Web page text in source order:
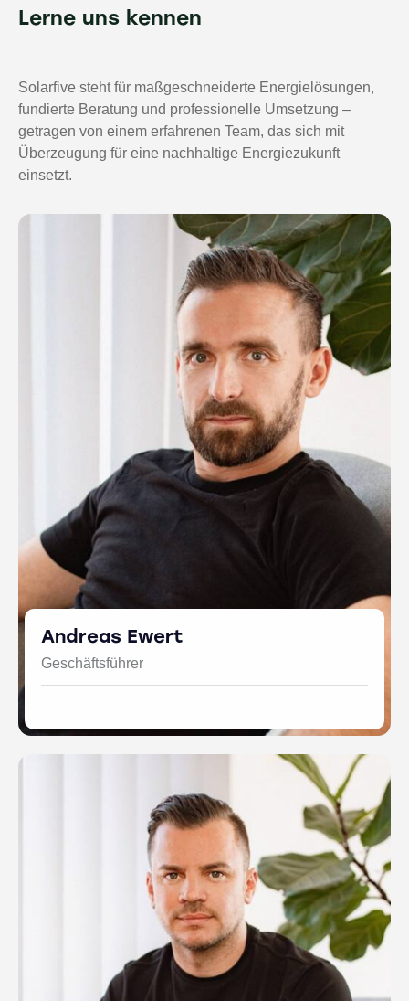
Lerne uns kennen
Solarfive steht für maßgeschneiderte Energielösungen,
fundierte Beratung und professionelle Umsetzung –
getragen von einem erfahrenen Team, das sich mit
Überzeugung für eine nachhaltige Energiezukunft
einsetzt.
Andreas Ewert
Geschäftsführer